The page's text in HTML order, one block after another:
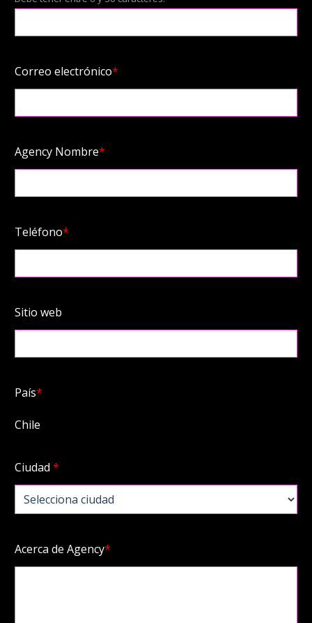
Correo electrónico*
Agency Nombre*
Teléfono*
Sitio web
País*
Chile
Ciudad *
Acerca de Agency*